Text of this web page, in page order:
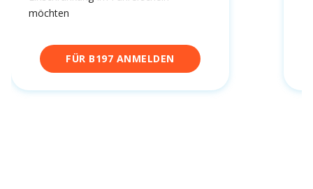
möchten
FÜR B197 ANMELDEN